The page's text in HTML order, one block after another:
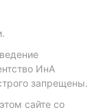
ИнА
запрещены.
сайте со